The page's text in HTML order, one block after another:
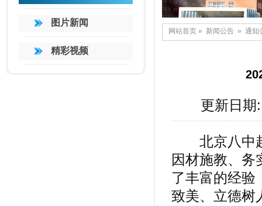
图片新闻
精彩视频
网站首页 » 新闻公告 » 通知
更新日
北京八中超
因材施教、务
了丰富的经验
致美、立德树